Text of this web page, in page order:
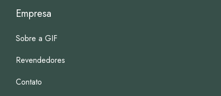
Empresa
Sobre a GIF
Revendedores
Contato